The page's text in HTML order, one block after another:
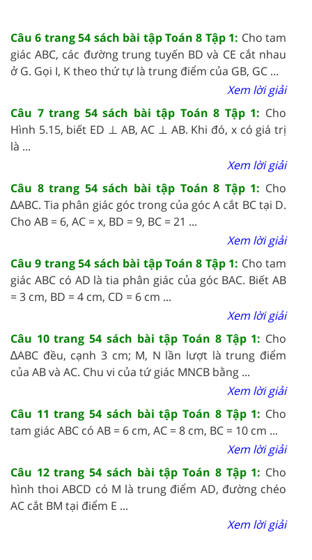
Câu 6 trang 54 sách bài tập Toán 8 Tập 1: Cho tam
giác ABC, các đường trung tuyến BD và CE cắt nhau
ở G. Gọi I, K theo thứ tự là trung điểm của GB, GC ...
Xem lời giải
Câu 7 trang 54 sách bài tập Toán 8 Tập 1: Cho
Hình 5.15, biết ED ⊥ AB, AC ⊥ AB. Khi đó, x có giá trị
là ...
Xem lời giải
Câu 8 trang 54 sách bài tập Toán 8 Tập 1: Cho
∆ABC. Tia phân giác góc trong của góc A cắt BC tại D.
Cho AB = 6, AC = x, BD = 9, BC = 21 ...
Xem lời giải
Câu 9 trang 54 sách bài tập Toán 8 Tập 1: Cho tam
giác ABC có AD là tia phân giác của góc BAC. Biết AB
= 3 cm, BD = 4 cm, CD = 6 cm ...
Xem lời giải
Câu 10 trang 54 sách bài tập Toán 8 Tập 1: Cho
∆ABC đều, cạnh 3 cm; M, N lần lượt là trung điểm
của AB và AC. Chu vi của tứ giác MNCB bằng ...
Xem lời giải
Câu 11 trang 54 sách bài tập Toán 8 Tập 1: Cho
tam giác ABC có AB = 6 cm, AC = 8 cm, BC = 10 cm ...
Xem lời giải
Câu 12 trang 54 sách bài tập Toán 8 Tập 1: Cho
hình thoi ABCD có M là trung điểm AD, đường chéo
AC cắt BM tại điểm E ...
Xem lời giải